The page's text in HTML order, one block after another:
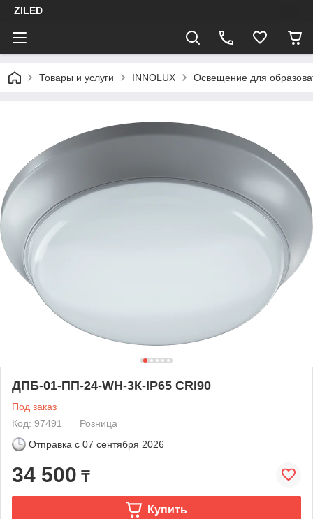
ZILED
Товары и услуги INNOLUX Освещение для
ДПБ-01-ПП-24-WH-3К-IP65 CRI90
Под заказ
Код: 97491
Розница
Отправка с 07 сентября 2026
34 500 ₸
Купить